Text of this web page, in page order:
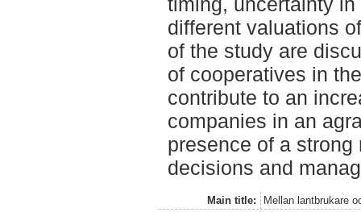
different valuations
of the study are
of cooperatives in
contribute to an
companies in an
presence of a
decisions and
Main title:
Mellan lantbrukare